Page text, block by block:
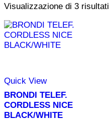
Visualizzazione di 3 risultati
Quick View
BRONDI TELEF.
CORDLESS NICE
BLACK/WHITE